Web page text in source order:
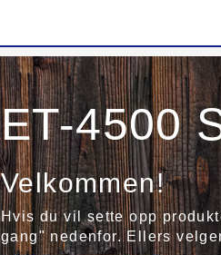
ET-4500
Velkommen!
Hvis du vil sette opp
gang" nedenfor. Ellers